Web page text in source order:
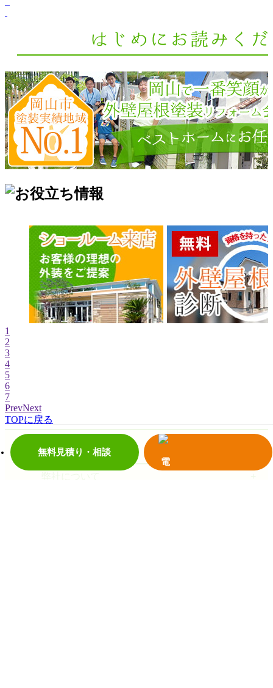
無料見積り・相談
1
2
3
4
5
6
7
PrevNext
TOPに戻る
ホーム